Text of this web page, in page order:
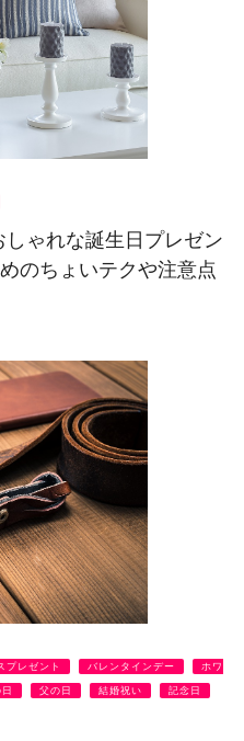
ゃれな誕生日プレゼン
のちょいテクや注意点
プレゼント バレンタインデー ホワ
父の日 結婚祝い 記念日